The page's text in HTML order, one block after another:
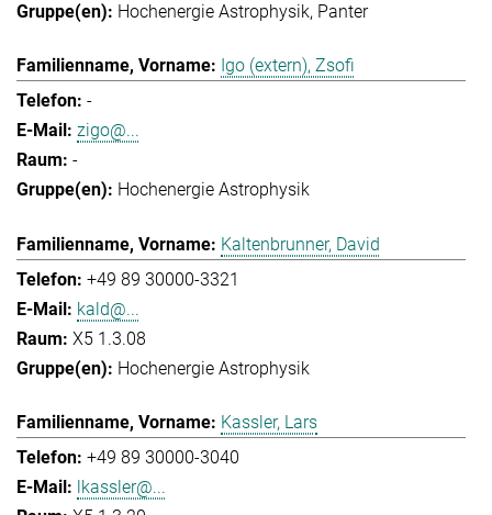
Hochenergie Astrophysik Panter
Igo (extern), Zsofi
-
zigo@...
-
Hochenergie Astrophysik
Kaltenbrunner, David
+49 89 30000-3321
kald@...
X5 1.3.08
Hochenergie Astrophysik
Kassler, Lars
+49 89 30000-3040
lkassler@...